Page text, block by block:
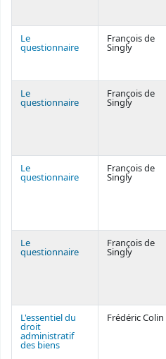
Le
questionnaire
François de
Singly
Le
questionnaire
François de
Singly
Le
questionnaire
François de
Singly
Le
questionnaire
François de
Singly
L'essentiel du
droit
administratif
des biens
Frédéric Colin